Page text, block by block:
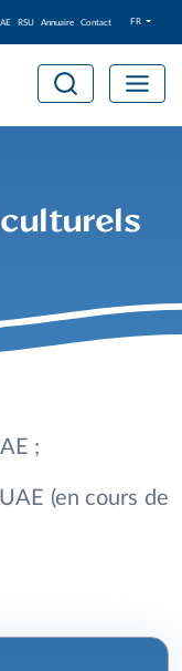
FR
RSU Annuaire Contact
;
(en cours de